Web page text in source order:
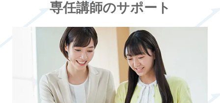
専任講師のサポート